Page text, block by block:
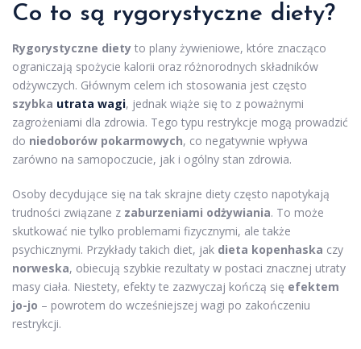
Co to są rygorystyczne diety?
Rygorystyczne diety to plany żywieniowe, które znacząco
ograniczają spożycie kalorii oraz różnorodnych składników
odżywczych. Głównym celem ich stosowania jest często
szybka utrata wagi, jednak wiąże się to z poważnymi
zagrożeniami dla zdrowia. Tego typu restrykcje mogą prowadzić
do niedoborów pokarmowych, co negatywnie wpływa
zarówno na samopoczucie, jak i ogólny stan zdrowia.
Osoby decydujące się na tak skrajne diety często napotykają
trudności związane z zaburzeniami odżywiania. To może
skutkować nie tylko problemami fizycznymi, ale także
psychicznymi. Przykłady takich diet, jak dieta kopenhaska czy
norweska, obiecują szybkie rezultaty w postaci znacznej utraty
masy ciała. Niestety, efekty te zazwyczaj kończą się efektem
jo-jo – powrotem do wcześniejszej wagi po zakończeniu
restrykcji.